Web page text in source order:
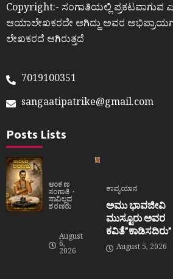
Copyright:- ಸಂಗಾತಿಯಲ್ಲಿ ಪ್ರಕಟವಾಗುವ
ಆಯಾಲೇಖಕರದೇ ಆಗಿದ್ದು ಅವರ
ಲೇಖಕರದೆ ಆಗಿರುತ್ತದೆ
7019100351
sangaatipatrike@gmail.com
Posts Lists
ಅಂಕಣ
ಸಂಗಾತಿ
ಸಾವಿಲ್ಲದ
ಶರಣರು
August
6,
2026
ಕಾವ್ಯಯಾನ
ಅಮು ಭಾವಜೀವಿ
ಮುಸ್ಟೂರು ಅವರ
ಕವಿತೆ”ಕಾಡಿಸದಿರು”
August 5, 2026